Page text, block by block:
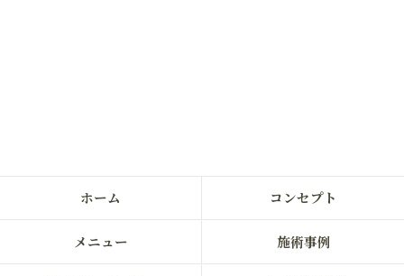
ホーム コンセプト
メニュー 施術事例